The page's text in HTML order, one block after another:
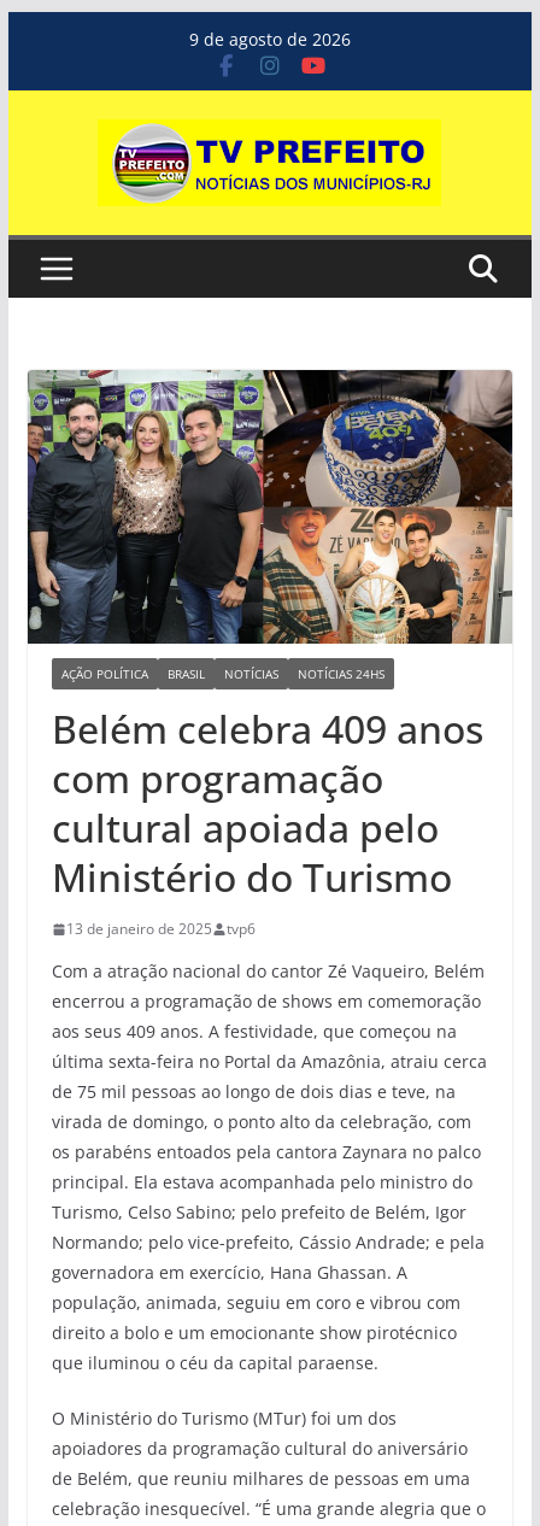
o
9 de agosto de 2026
AÇÃO POLÍTICA BRASIL NOTÍCIAS NOTÍCIAS 24HS
Belém celebra 409 anos
com programação
cultural apoiada pelo
Ministério do Turismo
13 de janeiro de 2025 tvp6
Com a atração nacional do cantor Zé Vaqueiro, Belém
encerrou a programação de shows em comemoração
aos seus 409 anos. A festividade, que começou na
última sexta-feira no Portal da Amazônia, atraiu cerca
de 75 mil pessoas ao longo de dois dias e teve, na
virada de domingo, o ponto alto da celebração, com
os parabéns entoados pela cantora Zaynara no palco
principal. Ela estava acompanhada pelo ministro do
Turismo, Celso Sabino; pelo prefeito de Belém, Igor
Normando; pelo vice-prefeito, Cássio Andrade; e pela
governadora em exercício, Hana Ghassan. A
população, animada, seguiu em coro e vibrou com
direito a bolo e um emocionante show pirotécnico
que iluminou o céu da capital paraense.
O Ministério do Turismo (MTur) foi um dos
apoiadores da programação cultural do aniversário
de Belém, que reuniu milhares de pessoas em uma
celebração inesquecível. “É uma grande alegria que o